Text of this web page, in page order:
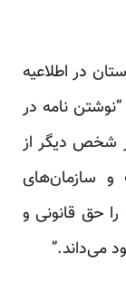
در اطلاعیه
نامه در
شخص دیگر از
و سازمان‌های
را حق قانونی و
می‌داند.”